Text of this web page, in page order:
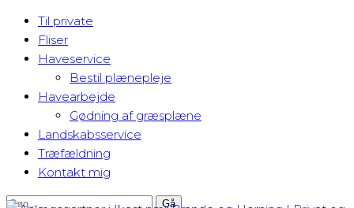
Til private
Fliser
Haveservice
Bestil plænepleje
Havearbejde
Gødning af græsplæne
Landskabsservice
Træfældning
Kontakt mig​